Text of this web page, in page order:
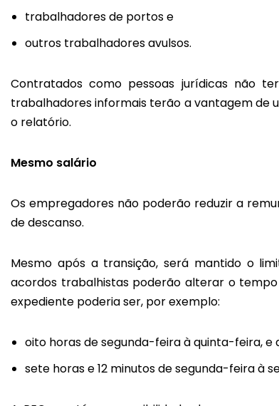
trabalhadores de portos e
outros trabalhadores avulsos.
Contratados como pessoas jurídicas não
trabalhadores informais terão a vantagem de
o relatório.
Mesmo salário
Os empregadores não poderão reduzir a
de descanso.
Mesmo após a transição, será mantido o
acordos trabalhistas poderão alterar o
expediente poderia ser, por exemplo:
oito horas de segunda-feira à quinta-feira, e
sete horas e 12 minutos de segunda-feira à